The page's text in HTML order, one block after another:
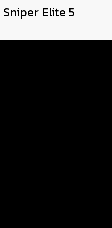
Elite 5